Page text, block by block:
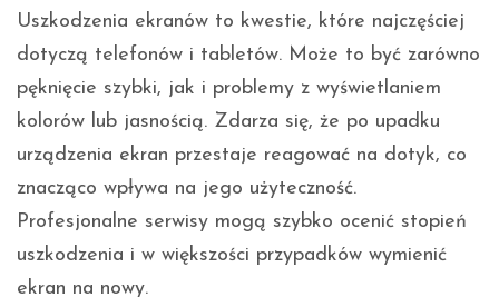
Uszkodzenia ekranów to kwestie, które najczęściej
dotyczą telefonów i tabletów. Może to być zarówno
pęknięcie szybki, jak i problemy z wyświetlaniem
kolorów lub jasnością. Zdarza się, że po upadku
urządzenia ekran przestaje reagować na dotyk, co
znacząco wpływa na jego użyteczność.
Profesjonalne serwisy mogą szybko ocenić stopień
uszkodzenia i w większości przypadków wymienić
ekran na nowy.